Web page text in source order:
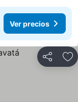
Ver precios
Compartir